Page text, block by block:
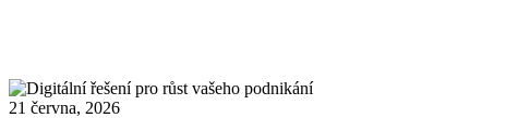
21 června, 2026